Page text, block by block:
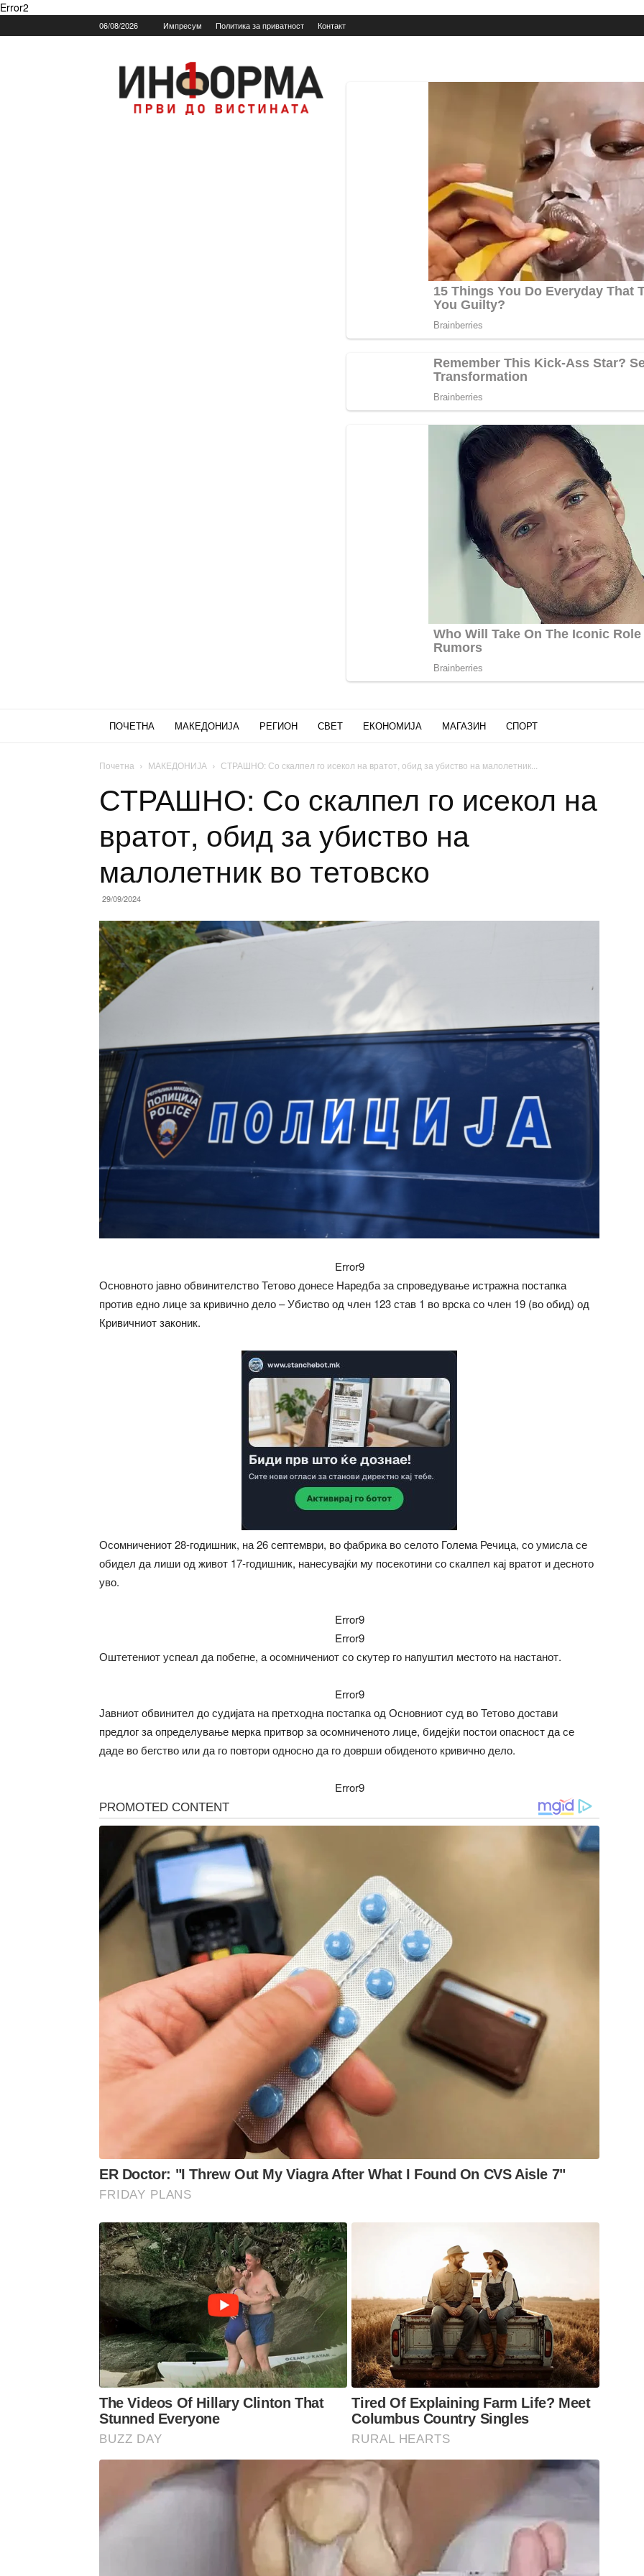
Error2
06/08/2026 Импресум Политика за приватност Контакт
Informa.mk
ПОЧЕТНА МАКЕДОНИЈА РЕГИОН СВЕТ ЕКОНОМИЈА МАГАЗИН СПОРТ
Почетна МАКЕДОНИЈА СТРАШНО: Со скалпел го исекол на вратот, обид за убиство на малолетник...
СТРАШНО: Со скалпел го исекол на
вратот, обид за убиство на
малолетник во тетовско
29/09/2024
Error9
Основното јавно обвинителство Тетово донесе Наредба за спроведување истражна постапка
против едно лице за кривично дело – Убиство од член 123 став 1 во врска со член 19 (во обид) од
Кривичниот законик.
Осомничениот 28-годишник, на 26 септември, во фабрика во селото Голема Речица, со умисла се
обидел да лиши од живот 17-годишник, нанесувајќи му посекотини со скалпел кај вратот и десното
уво.
Error9
Error9
Оштетениот успеал да побегне, а осомничениот со скутер го напуштил местото на настанот.
Error9
Јавниот обвинител до судијата на претходна постапка од Основниот суд во Тетово достави
предлог за определување мерка притвор за осомниченото лице, бидејќи постои опасност да се
даде во бегство или да го повтори односно да го доврши обиденото кривично дело.
Error9